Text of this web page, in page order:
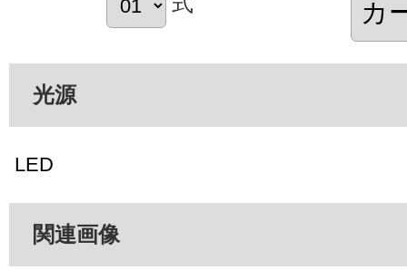
光源
LED
関連画像